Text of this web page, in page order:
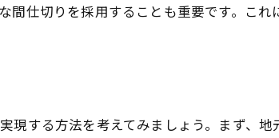
化する注文住宅の可能性
を演出
仕切りを採用することも重要です。こ
する方法を考えてみましょう。まず、